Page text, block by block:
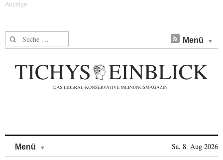
Suche nach: Menü
Menü Sa, 8. Aug 2026